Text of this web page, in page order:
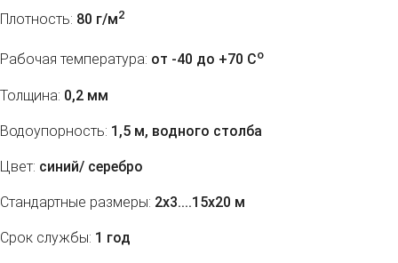
Плотность: 80 г/м2
Рабочая температура: от -40 до +70 Co
Толщина: 0,2 мм
Водоупорность: 1,5 м, водного столба
Цвет: синий/ серебро
Стандартные размеры: 2х3....15х20 м
Срок службы: 1 год